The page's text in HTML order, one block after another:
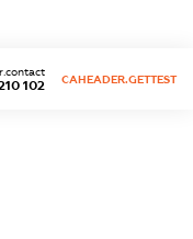
102 CAHEADER.GETTEST